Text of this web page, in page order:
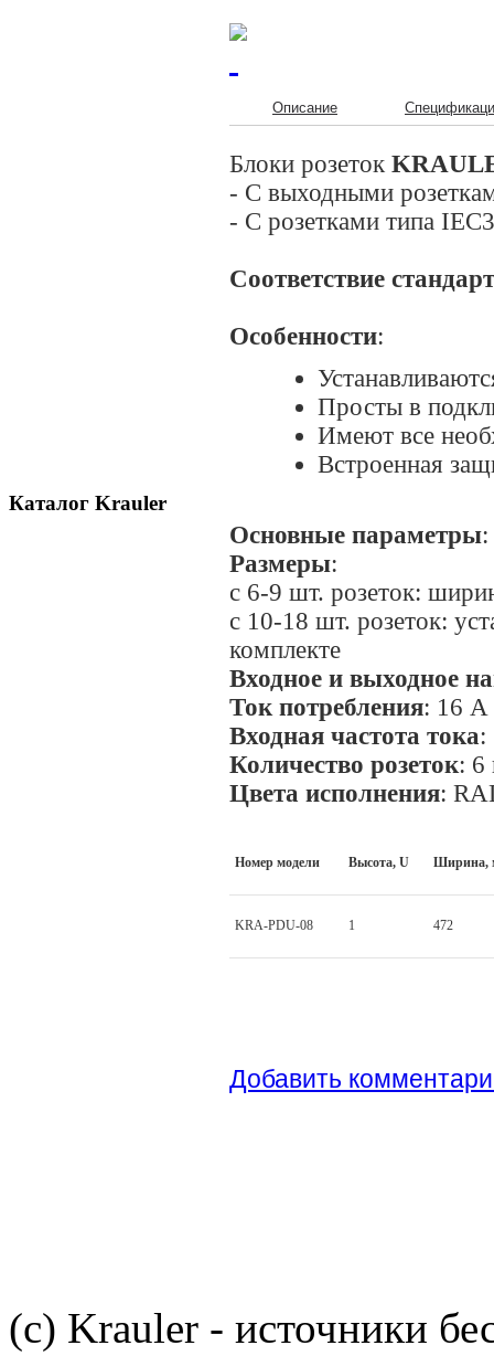
Каталог Krauler
Описание
Блоки розеток
- С выходными
- С розетками типа
Соответствие
Особенности:
Просты в
Имеют все
Встроенная
Основные параметры:
Размеры:
с 6-9 шт. розеток:
с 10-18 шт. розеток:
комплекте
Входное и выходное
Ток потребления: 16 А
Входная частота тока:
Количество розеток: 6
Цвета исполнения:
Номер модели Высота, U Ширина,
KRA-PDU-08 1 472
Добавить
(c) Krauler - источники